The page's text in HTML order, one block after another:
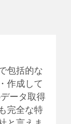
包括的な
作成して
ータ取得
完全な特